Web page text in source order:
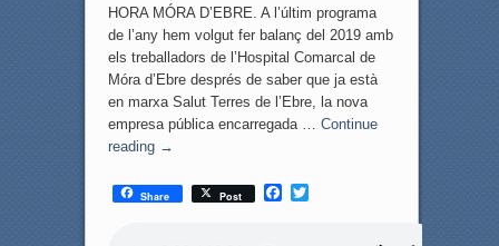
HORA MÓRA D’EBRE. A l’últim programa
de l’any hem volgut fer balanç del 2019 amb
els treballadors de l’Hospital Comarcal de
Móra d’Ebre després de saber que ja està
en marxa Salut Terres de l’Ebre, la nova
empresa pública encarregada … Continue
reading →
Share Post
F
T